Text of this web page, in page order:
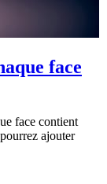
face
face contient
ajouter